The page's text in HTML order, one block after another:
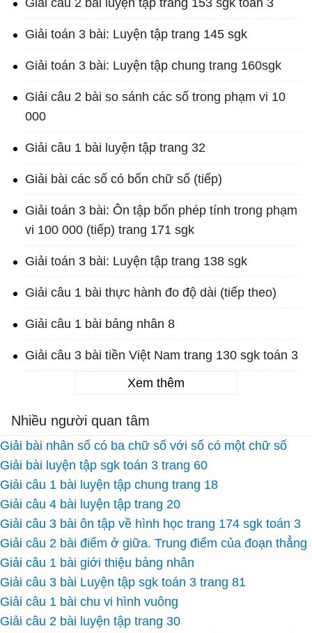
Giải câu 2 bài luyện tập trang 153 sgk toán 3
Giải toán 3 bài: Luyện tập trang 145 sgk
Giải toán 3 bài: Luyện tập chung trang 160sgk
Giải câu 2 bài so sánh các số trong phạm vi 10
000
Giải câu 1 bài luyện tập trang 32
Giải bài các số có bốn chữ số (tiếp)
Giải toán 3 bài: Ôn tập bốn phép tính trong phạm
vi 100 000 (tiếp) trang 171 sgk
Giải toán 3 bài: Luyện tập trang 138 sgk
Giải câu 1 bài thực hành đo độ dài (tiếp theo)
Giải câu 1 bài bảng nhân 8
Giải câu 3 bài tiền Việt Nam trang 130 sgk toán 3
Xem thêm
Nhiều người quan tâm
Giải bài nhân số có ba chữ số với số có một chữ số
Giải bài luyện tập sgk toán 3 trang 60
Giải câu 1 bài luyện tập chung trang 18
Giải câu 4 bài luyện tập trang 20
Giải câu 3 bài ôn tập về hình học trang 174 sgk toán 3
Giải câu 2 bài điểm ở giữa. Trung điểm của đoạn thẳng
Giải câu 1 bài giới thiệu bảng nhân
Giải câu 3 bài Luyện tập sgk toán 3 trang 81
Giải câu 1 bài chu vi hình vuông
Giải câu 2 bài luyện tập trang 30